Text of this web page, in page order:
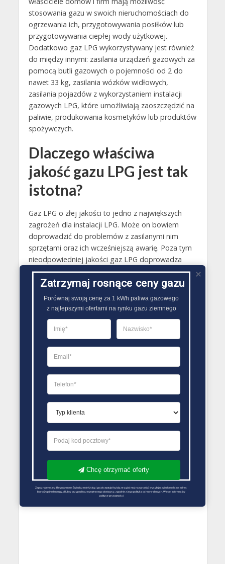
stosowania gazu w swoich nieruchomościach do
ogrzewania ich, przygotowywania posiłków lub
przygotowywania ciepłej wody użytkowej.
Dodatkowo gaz LPG wykorzystywany jest również
do między innymi: zasilania urządzeń gazowych za
pomocą butli gazowych o pojemności od 2 do
nawet 33 kg, zasilania wózków widłowych,
zasilania pojazdów z wykorzystaniem instalacji
gazowych LPG, które umożliwiają zaoszczędzić na
paliwie, produkowania kosmetyków lub produktów
spożywczych.
Dlaczego właściwa
jakość gazu LPG jest tak
istotna?
Gaz LPG o złej jakości to jedno z największych
zagrożeń dla instalacji LPG. Może on bowiem
doprowadzić do problemów z zasilanymi nim
sprzętami oraz ich wcześniejszą awarię. Poza tym
nieodpowiedniej jakości gaz LPG doprowadza
także do mniej ekonomicznego spalania. W efekcie
przyczynia się on więc do strat związanych z
koniecznością zakupu jego większej ilości. W
związku z tym tak istotne jest, aby zbiornik LPG był
napełniany wyłącznie odpowiedniej jakości gazem,
który sprzedają zweryfikowani dostawcy.
Odpowiedniej jakości gaz LPG powinien
gwarantować mniej więcej 13 kWh energii cieplnej
w ciągu godziny jego spalania..
PORÓWNYWARKA OFERT GAZU
Zatrzymaj rosnące ceny gazu
Porównaj swoją cenę za 1 kWh paliwa gazowego
z najlepszymi ofertami na rynku gazu ziemnego
Chcę otrzymać oferty
Zapoznałem się z Regulaminem Świadczenie Usług i go akceptuję Każdą ze zgód można wycofać wysyłając wiadomość na adres
biuro@optimalenergy.pl lub w przypadku zewnętrznego dostawcy, zgodnie z jego polityką ochrony danych. Więcej informacji w
polityce prywatności